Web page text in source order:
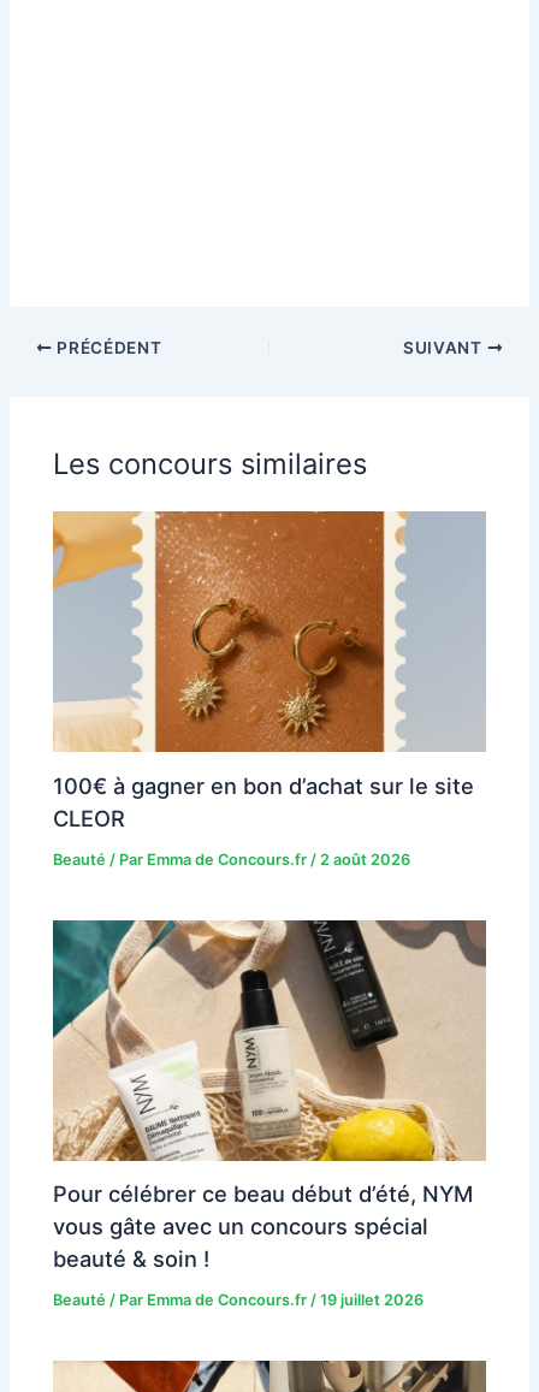
PRÉCÉDENT SUIVANT
Les concours similaires
100€ à gagner en bon d’achat sur le site
CLEOR
Beauté / Par Emma de Concours.fr / 2 août 2026
Pour célébrer ce beau début d’été, NYM
vous gâte avec un concours spécial
beauté & soin !
Beauté / Par Emma de Concours.fr/19 juillet 2026